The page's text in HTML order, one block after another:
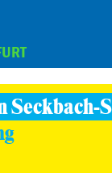
Seckbach-